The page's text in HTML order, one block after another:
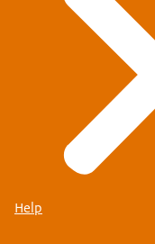
Help